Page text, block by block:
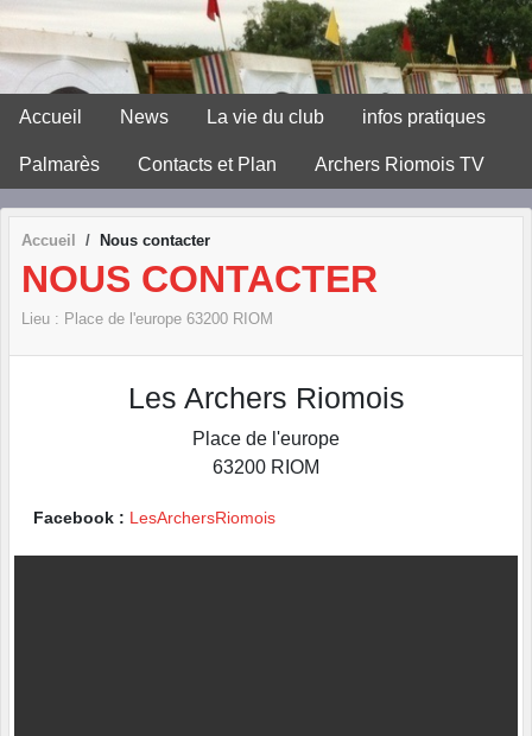
Accueil News La vie du club infos pratiques
Palmarès Contacts et Plan Archers Riomois TV
Accueil Nous contacter
NOUS CONTACTER
Lieu : Place de l'europe 63200 RIOM
Les Archers Riomois
Place de l'europe
63200 RIOM
Facebook : LesArchersRiomois
Panneau de gestion des cookies